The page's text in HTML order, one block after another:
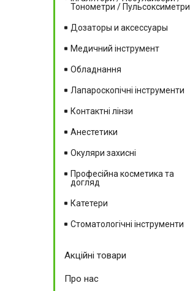
Тонометри / Пульсоксиметри
Дозаторы и аксессуары
Медичний інструмент
Обладнання
Лапароскопічні інструменти
Контактні лінзи
Анестетики
Окуляри захисні
Професійна косметика та
догляд
Катетери
Стоматологічні інструменти
Акційні товари
Про нас